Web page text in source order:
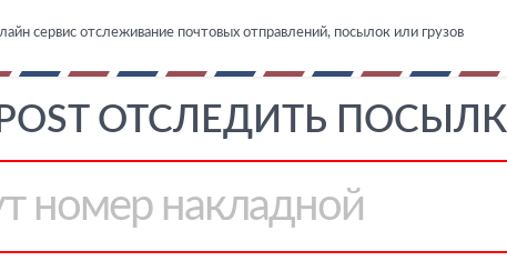
сервис отслеживание почтовых отправлений, посылок или грузов
POST ОТСЛЕДИТЬ